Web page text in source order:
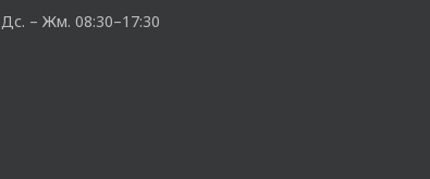
Дс. – Жм. 08:30–17:30